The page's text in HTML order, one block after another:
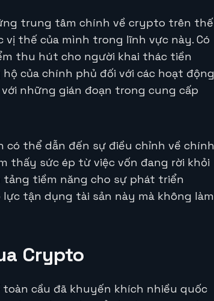
trung tâm chính về crypto trên thế
thế của mình trong lĩnh vực này. Có
thu hút cho người khai thác tiền
của chính phủ đối với các hoạt động
những gián đoạn trong cung cấp
thể dẫn đến sự điều chỉnh về chính
thấy sức ép từ việc vốn đang rời khỏi
tiềm năng cho sự phát triển
tận dụng tài sản này mà không làm
Crypto
cầu đã khuyến khích nhiều quốc